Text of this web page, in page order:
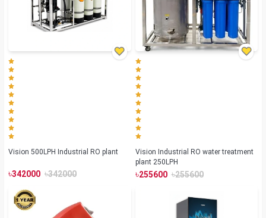
Vision 500LPH Industrial RO plant
৳342000 ৳342000
Vision Industrial RO water treatment
plant 250LPH
৳255600 ৳255600